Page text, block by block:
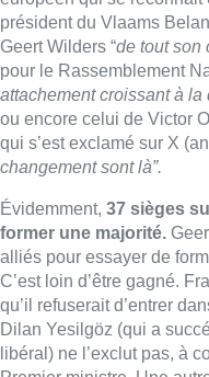
qu’il refuserait d’entrer
Dilan Yesilgöz (qui a
libéral) ne l’exclut pas, à
Premier ministre. Une
agrairien qui a obtenu 20
partie.
donc possible, mais les
compliquées.
Ces négociations seront
en particulier par les
politique des Pays-Bas
celui que nous
prochaine en Région
Vlaams Belang) qui est
sondages loin devant des